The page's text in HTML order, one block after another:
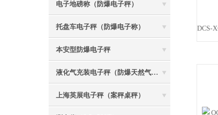
电子地磅称（防爆电子秤）
托盘车电子秤（防爆电子称）
本安型防爆电子秤
液化气充装电子秤（防爆天然气灌装称）
上海英展电子秤（案秤桌秤）